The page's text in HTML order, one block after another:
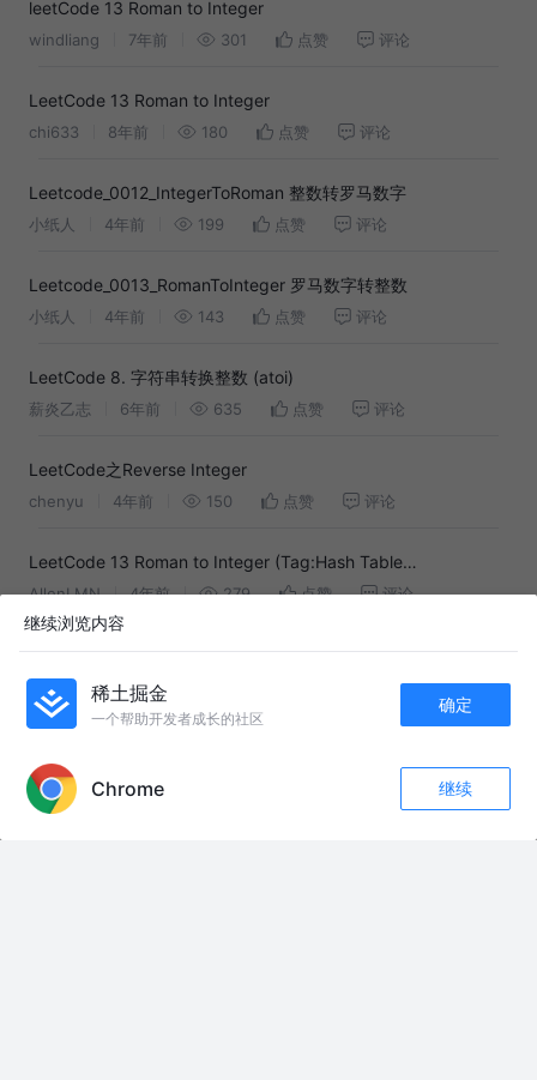
点赞
leetCode 13 Roman to Integer
windliang 7年前 301 点赞 评论
LeetCode 13 Roman to Integer
chi633 8年前 180 点赞 评论
Leetcode_0012_IntegerToRoman 整数转罗马数字
小纸人 4年前 199 点赞 评论
Leetcode_0013_RomanToInteger 罗马数字转整数
小纸人 4年前 143 点赞 评论
LeetCode 8. 字符串转换整数 (atoi)
薪炎乙志 6年前 635 点赞 评论
LeetCode之Reverse Integer
chenyu 4年前 150 点赞 评论
LeetCode 13 Roman to Integer (Tag:Hash Table
Difficulty:Easy)
AllenLMN 4年前 279 点赞 评论
# LeetCode集锦（四） - 第13题 Roman To Integer
fightcrap 7年前 评论
营
木瓜煲鸡脚
继续浏览内容
稀土掘金
一个帮助开发者成长的社区
确定
Chrome 继续